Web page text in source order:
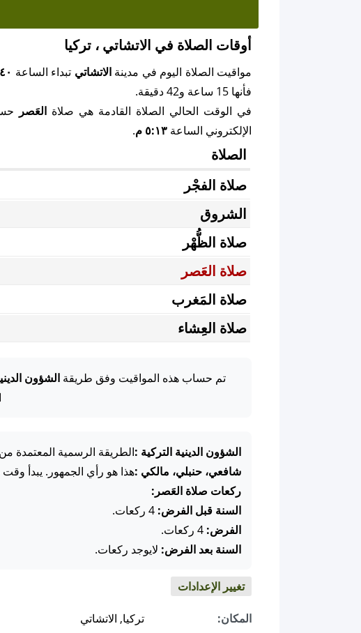
أوقات الصلاة في الاتشاتي ، تركيا
مواقيت الصلاة اليوم في مدينةالاتشاتي تبداء الساعة
فأنها 15 ساعة و42 دقيقة.
في الوقت الحالي الصلاة القادمة هي صلاة العَصر
الإلكتروني الساعة ٥:١٣ م .
الصلاة
صلاة الفجْر
الشروق
صلاة الظُّهْر
صلاة العَصر
صلاة المَغرب
صلاة العِشاء
تم حساب هذه المواقيت وفق طريقةالشؤون
الشؤون الدينية التركية :الطريقة الرسمية المعتمدة
شافعي، حنبلي، مالكي :هذا هو رأي الجمهور. يبدأ
ركعات صلاة العَصر:
السنة قبل الفرض:
الفرض:
السنة بعد الفرض: لايوجد ركعات.
تغيير الإعدادات
المكان: تركيا, الاتشاتي